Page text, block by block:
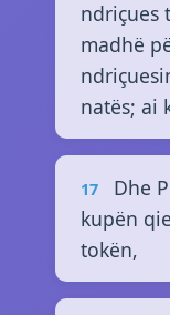
ndriçues
madhë
natës; ai
17
Dhe
kupën
tokën,